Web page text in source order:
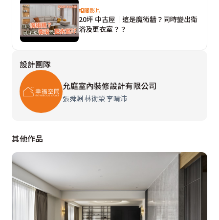
域，採用六角花磚與木地板的不規則分割，讓分界更顯活
潑而不死板。
除了設計的堆疊，適當的放手與留白往往能製造意想不到
的結果，像是保留了原始的天花板施作，僅重新上漆與更
換燈具，廚具部分也完整保留了建商的原廠配置，風格毫
不突兀，不僅減少了建材的浪費，在預算控制上也是一大
加分。此外，巧妙轉化空間劣勢，也是本案一大亮點，本
間規劃一整面的櫃體，從玄關鞋櫃延伸至沙發後方的收納
櫃，全方位滿足屋主的收納需求。
另外，亦規劃有開放式的展示空間，為空間帶來躍動感，
展示櫃背牆的粉藕色藝術漆，結合燈光帶動視覺聚焦，也
進一步呼應客廳電視牆的暖色情調。目光來到私領域部
相關影片
20坪 中古屋｜這是魔術牆？同時變出衛
浴及更衣室？？
設計團隊
允庭室內裝修設計有限公司
張舜淵 林術榮 李晴沛
其他作品